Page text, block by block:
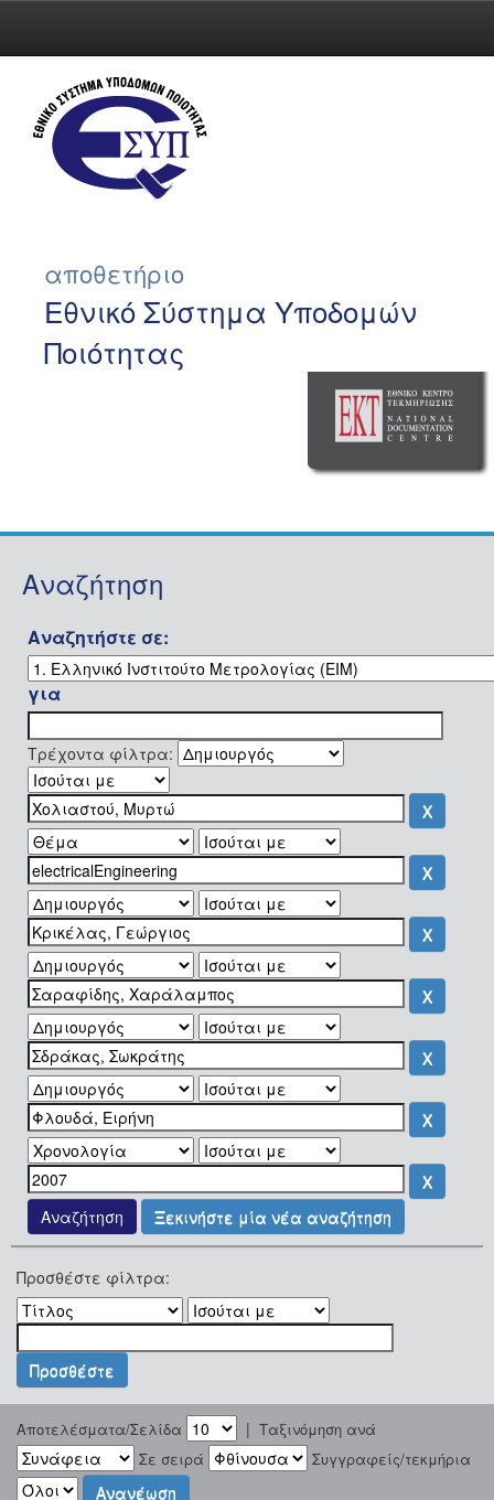
navigation
αποθετήριο
Εθνικό Σύστημα Υποδομών
Ποιότητας
Αναζήτηση
Αναζητήστε σε:
για
Τρέχοντα φίλτρα:
Ξεκινήστε μία νέα αναζήτηση
Προσθέστε φίλτρα:
Αποτελέσματα/Σελίδα | Ταξινόμηση ανά
Σε σειρά
Συγγραφείς/τεκμήρια